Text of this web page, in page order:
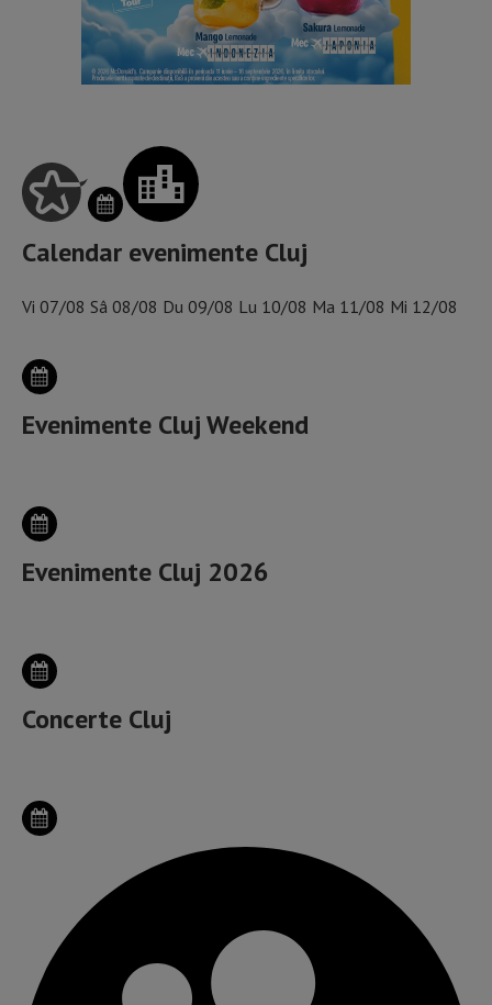
Calendar evenimente Cluj
Vi 07/08 Sâ 08/08 Du 09/08 Lu 10/08 Ma 11/08 Mi 12/08
Evenimente Cluj Weekend
Evenimente Cluj 2026
Concerte Cluj